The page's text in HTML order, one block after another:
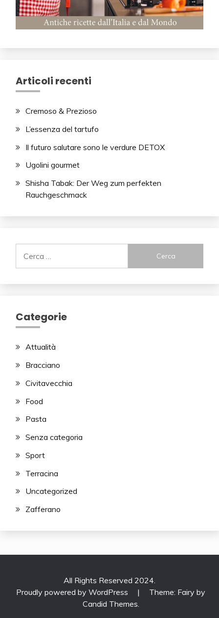
Articoli recenti
Cremoso & Prezioso
L’essenza del tartufo
Il futuro salutare sono le verdure DETOX
Ugolini gourmet
Shisha Tabak: Der Weg zum perfekten
Rauchgeschmack
per:
Categorie
Attualità
Bracciano
Civitavecchia
Food
Pasta
Senza categoria
Sport
Terracina
Uncategorized
Zafferano
All Rights Reserved 2024.
Proudly powered by WordPress
|
Theme: Fairy by
Candid Themes.